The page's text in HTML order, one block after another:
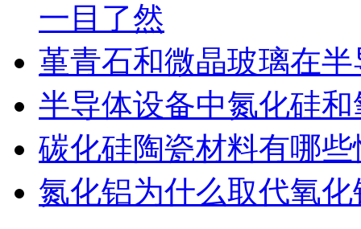
一目了然
堇青石和微晶玻璃在
半导体设备中氮化硅
碳化硅陶瓷材料有哪
氮化铝为什么取代氧化